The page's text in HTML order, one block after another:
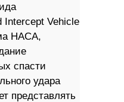
Intercept Vehicle
НАСА,
спасти
удара
представлять